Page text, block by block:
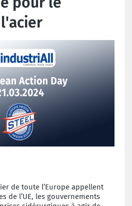
de toute l’Europe appellent
de l’UE, les gouvernements